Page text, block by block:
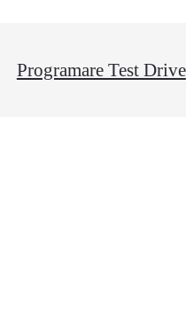
Programare Test Drive